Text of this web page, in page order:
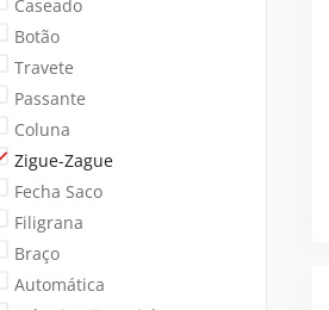
Caseado
Botão
Travete
Passante
Coluna
Zigue-Zague
Fecha Saco
Filigrana
Braço
Automática